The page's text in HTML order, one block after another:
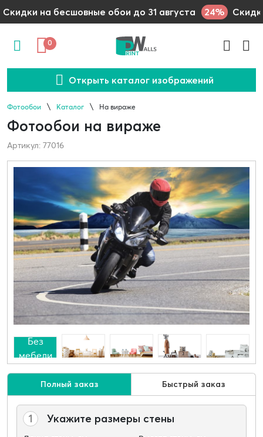
Скидки на бесшовные обои до 31 августа 24%
0
Открыть каталог изображений
Фотообои Каталог На вираже
Фотообои на вираже
Артикул: 77016
Без
мебели
Полный заказ Быстрый заказ
1 Укажите размеры стены